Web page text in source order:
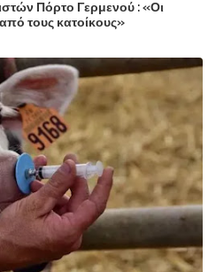
Πόρτο Γερμενού : «Οι
τους κατοίκους»